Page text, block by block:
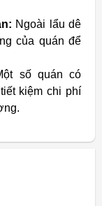
Ngoài lẩu dê
của quán để
số quán có
kiệm chi phí